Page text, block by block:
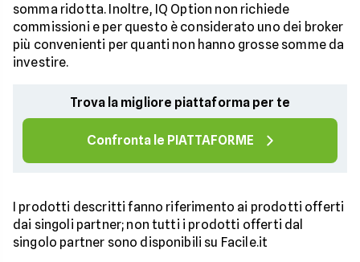
somma ridotta. Inoltre, IQ Option non richiede
commissioni e per questo è considerato uno dei broker
più convenienti per quanti non hanno grosse somme da
investire.
Trova la migliore piattaforma per te
Confronta le PIATTAFORME
I prodotti descritti fanno riferimento ai prodotti offerti
dai singoli partner; non tutti i prodotti offerti dal
singolo partner sono disponibili su Facile.it